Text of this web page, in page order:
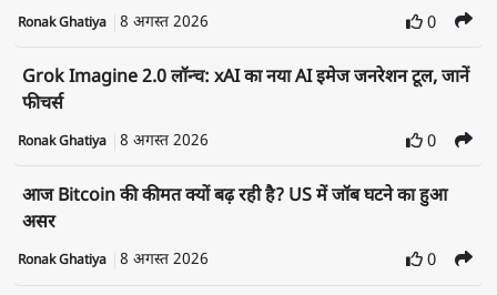
Ronak Ghatiya 8 अगस्त 2026 0
Grok Imagine 2.0 लॉन्च: xAI का नया AI इमेज जनरेशन टूल, जानें
फीचर्स
Ronak Ghatiya 8 अगस्त 2026 0
आज Bitcoin की कीमत क्यों बढ़ रही है? US में जॉब घटने का हुआ
असर
Ronak Ghatiya 8 अगस्त 2026 0